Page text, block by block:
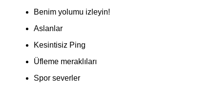
Benim yolumu izleyin!
Aslanlar
Kesintisiz Ping
Üfleme meraklıları
Spor severler